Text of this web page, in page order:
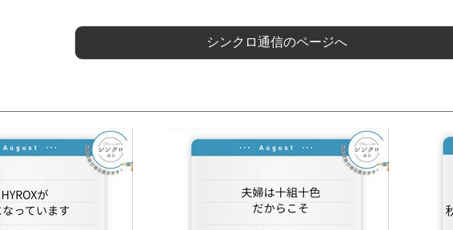
シンクロ通信のページへ